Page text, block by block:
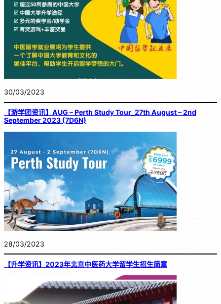
30/03/2023
【游学团资讯】AUG – Perth Study Tour_27th August – 2nd
September 2023 (7D6N)
28/03/2023
【升学资讯】2023年北京中医药大学留学生招生简章